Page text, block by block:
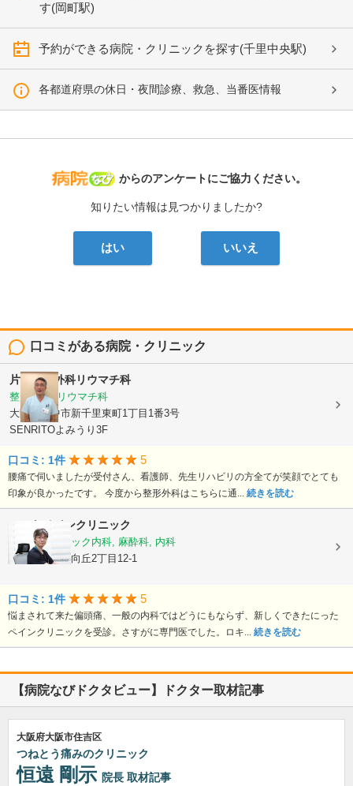
す(岡町駅)
予約ができる病院・クリニックを探す(千里中央駅)
各都道府県の休日・夜間診療、救急、当番医情報
病院なび
からのアンケートにご協力ください。
知りたい情報は見つかりましたか?
はい いいえ
口コミがある病院・クリニック
片岡整形外科リウマチ科
整形外科, リウマチ科
大阪府豊中市新千里東町1丁目1番3号
SENRITOよみうり3F
口コミ: 1件 5
腰痛で伺いましたが受付さん、看護師、先生リハビリの方全てが笑顔でとても
印象が良かったです。 今度から整形外科はこちらに通... 続きを読む
にったペインクリニック
ペインクリニック内科, 麻酔科, 内科
大阪府豊中市向丘2丁目12-1
口コミ: 1件 5
悩まされて来た偏頭痛、一般の内科ではどうにもならず、新しくできたにった
ペインクリニックを受診。さすがに専門医でした。ロキ... 続きを読む
【病院なびドクタビュー】ドクター取材記事
大阪府大阪市住吉区
つねとう痛みのクリニック
恒遠 剛示 院長 取材記事